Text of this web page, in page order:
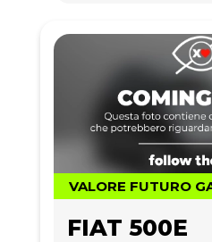
VALORE FUTURO
FIAT 500E